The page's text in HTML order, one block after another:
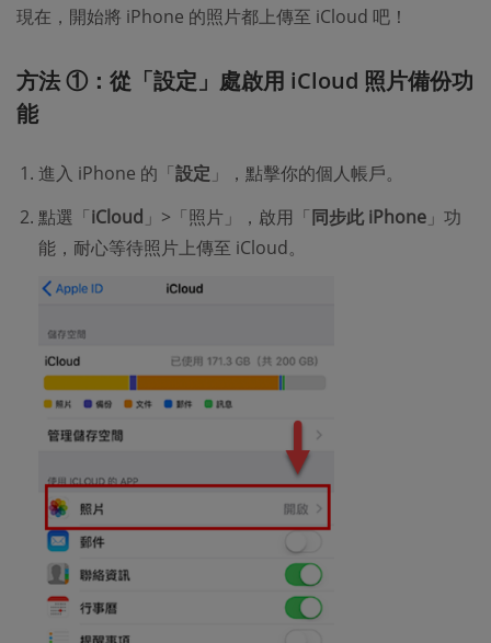
現在，開始將 iPhone 的照片都上傳至 iCloud 吧！
方法 ①：從「設定」處啟用 iCloud 照片備份功
能
進入 iPhone 的「設定 」，點擊你的個人帳戶。
點選「iCloud 」>「照片」，啟用「同步此 iPhone 」功
能，耐心等待照片上傳至 iCloud。